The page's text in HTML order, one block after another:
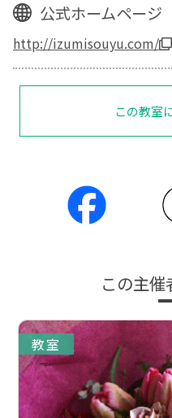
公式ホームページ
http://izumisouyu.com/
この教室
この主
教室